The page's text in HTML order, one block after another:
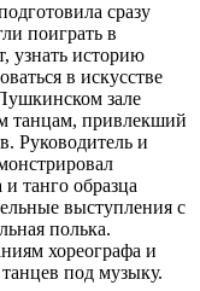
сразу
поиграть в
узнать историю
в искусстве
зале
танцам, привлекший
Руководитель и
танго образца
выступления с
полька.
хореографа и
под музыку.